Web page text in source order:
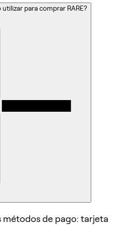
para comprar RARE?
métodos de pago: tarjeta